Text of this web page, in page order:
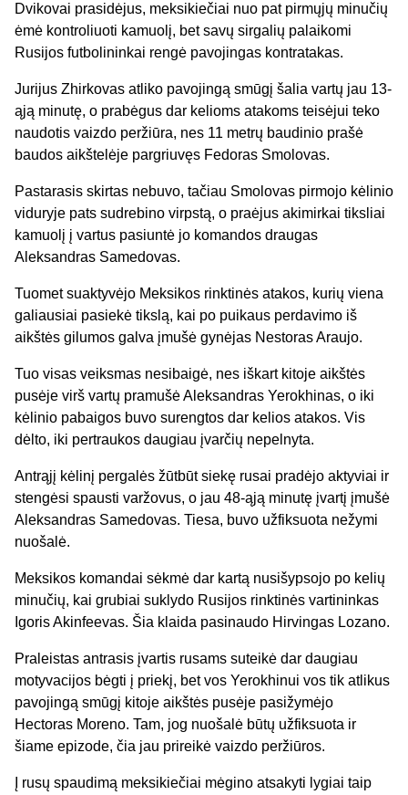
Dvikovai prasidėjus, meksikiečiai nuo pat pirmųjų minučių
ėmė kontroliuoti kamuolį, bet savų sirgalių palaikomi
Rusijos futbolininkai rengė pavojingas kontratakas.
Jurijus Zhirkovas atliko pavojingą smūgį šalia vartų jau 13-
ąją minutę, o prabėgus dar kelioms atakoms teisėjui teko
naudotis vaizdo peržiūra, nes 11 metrų baudinio prašė
baudos aikštelėje pargriuvęs Fedoras Smolovas.
Pastarasis skirtas nebuvo, tačiau Smolovas pirmojo kėlinio
viduryje pats sudrebino virpstą, o praėjus akimirkai tiksliai
kamuolį į vartus pasiuntė jo komandos draugas
Aleksandras Samedovas.
Tuomet suaktyvėjo Meksikos rinktinės atakos, kurių viena
galiausiai pasiekė tikslą, kai po puikaus perdavimo iš
aikštės gilumos galva įmušė gynėjas Nestoras Araujo.
Tuo visas veiksmas nesibaigė, nes iškart kitoje aikštės
pusėje virš vartų pramušė Aleksandras Yerokhinas, o iki
kėlinio pabaigos buvo surengtos dar kelios atakos. Vis
dėlto, iki pertraukos daugiau įvarčių nepelnyta.
Antrąjį kėlinį pergalės žūtbūt siekę rusai pradėjo aktyviai ir
stengėsi spausti varžovus, o jau 48-ąją minutę įvartį įmušė
Aleksandras Samedovas. Tiesa, buvo užfiksuota nežymi
nuošalė.
Meksikos komandai sėkmė dar kartą nusišypsojo po kelių
minučių, kai grubiai suklydo Rusijos rinktinės vartininkas
Igoris Akinfeevas. Šia klaida pasinaudo Hirvingas Lozano.
Praleistas antrasis įvartis rusams suteikė dar daugiau
motyvacijos bėgti į priekį, bet vos Yerokhinui vos tik atlikus
pavojingą smūgį kitoje aikštės pusėje pasižymėjo
Hectoras Moreno. Tam, jog nuošalė būtų užfiksuota ir
šiame epizode, čia jau prireikė vaizdo peržiūros.
Į rusų spaudimą meksikiečiai mėgino atsakyti lygiai taip